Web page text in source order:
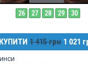
26 27 28 29 30
КУПИТИ 1 415 грн 1 021